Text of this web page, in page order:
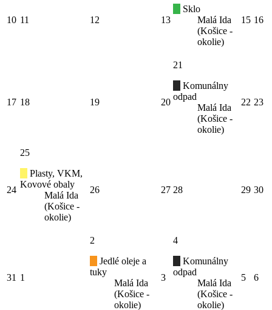
10 11 12 13
Sklo
Malá Ida
(Košice -
okolie)
15 16
17 18 19 20
21
Komunálny
odpad
Malá Ida
(Košice -
okolie)
22 23
24
25
Plasty, VKM,
Kovové obaly
Malá Ida
(Košice -
okolie)
26 27 28 29 30
31 1
2
Jedlé oleje a
tuky
Malá Ida
(Košice -
okolie)
3
4
Komunálny
odpad
Malá Ida
(Košice -
okolie)
5 6